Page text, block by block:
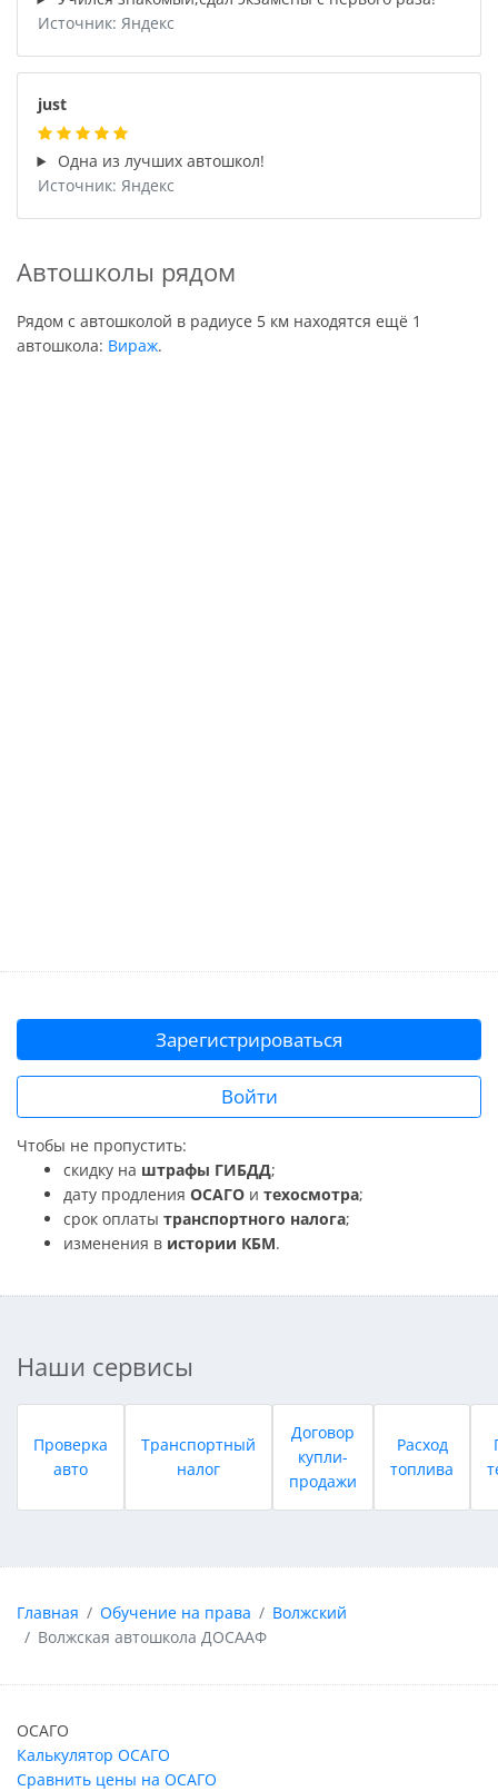
Источник: Яндекс
just
Одна из лучших автошкол!
Источник: Яндекс
Автошколы рядом
Рядом с автошколой в радиусе 5 км находятся ещё 1
автошкола: Вираж.
Зарегистрироваться
Войти
Чтобы не пропустить:
скидку на штрафы ГИБДД;
дату продления ОСАГО и техосмотра;
срок оплаты транспортного налога;
изменения в истории КБМ.
Наши сервисы
Проверка
авто
Транспортный
налог
Договор
купли-
продажи
Расход
топлива
Главная Обучение на права
Волжский
Волжская автошкола ДОСААФ
ОСАГО
Калькулятор ОСАГО
Сравнить цены на ОСАГО